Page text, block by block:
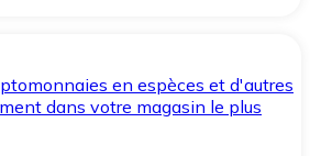
en espèces et d'autres
dans votre magasin le plus